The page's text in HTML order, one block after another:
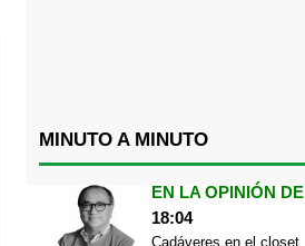
MINUTO A MINUTO
EN LA OPINIÓN DE
18:04
Cadáveres en el closet